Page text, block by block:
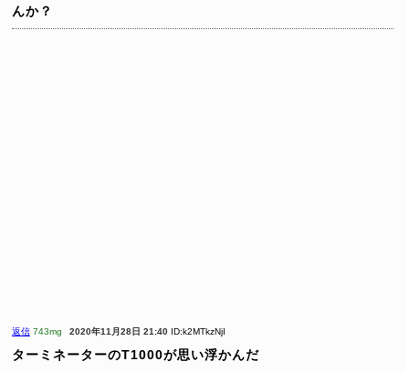
んか？
返信 743mg 2020年11月28日 21:40 ID:k2MTkzNjI
ターミネーターのT1000が思い浮かんだ